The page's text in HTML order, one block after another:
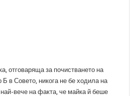
отговаряща за почистването на
Б в Совето, никога не бе ходила на
вече на факта, че майка й беше